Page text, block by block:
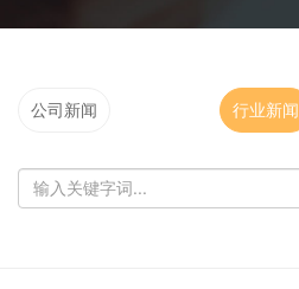
公司新闻 行业新闻